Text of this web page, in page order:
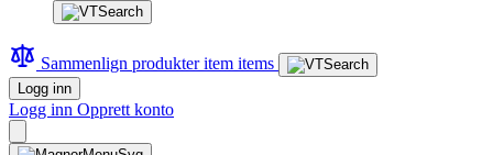
Sammenlign produkteritem items
Logg inn
Logg inn Opprett konto